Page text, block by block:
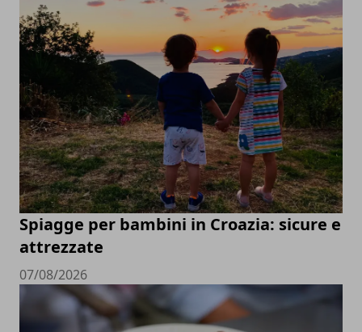
Spiagge per bambini in Croazia: sicure e
attrezzate
07/08/2026